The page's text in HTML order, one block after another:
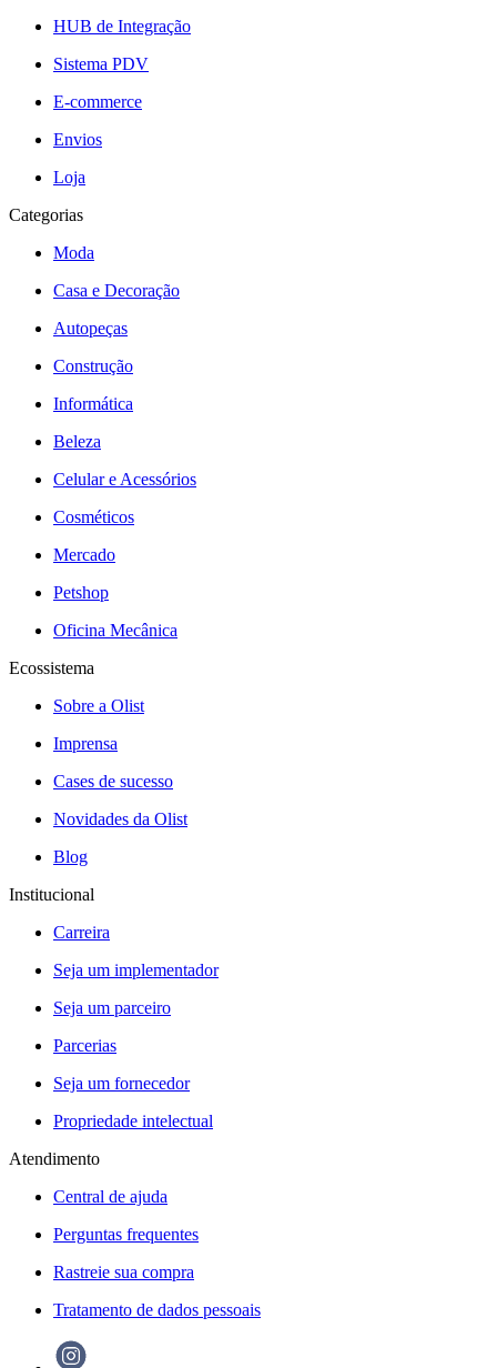
HUB de Integração
Sistema PDV
E-commerce
Envios
Loja
Categorias
Moda
Casa e Decoração
Autopeças
Construção
Informática
Beleza
Celular e Acessórios
Cosméticos
Mercado
Petshop
Oficina Mecânica
Ecossistema
Sobre a Olist
Imprensa
Cases de sucesso
Novidades da Olist
Blog
Institucional
Carreira
Seja um implementador
Seja um parceiro
Parcerias
Seja um fornecedor
Propriedade intelectual
Atendimento
Central de ajuda
Perguntas frequentes
Rastreie sua compra
Tratamento de dados pessoais